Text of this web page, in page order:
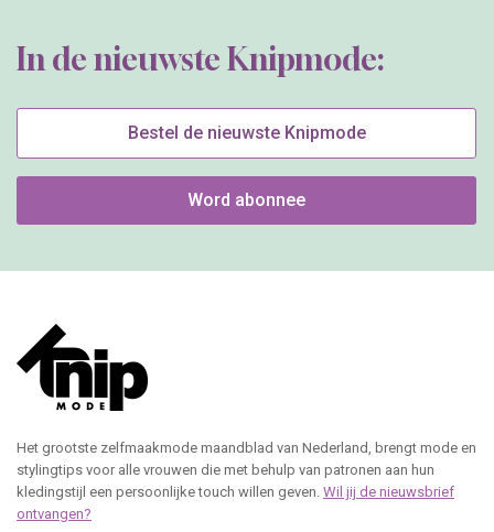
In de nieuwste Knipmode:
Bestel de nieuwste Knipmode
Word abonnee
Het grootste zelfmaakmode maandblad van Nederland, brengt mode en
stylingtips voor alle vrouwen die met behulp van patronen aan hun
kledingstijl een persoonlijke touch willen geven. Wil jij de nieuwsbrief
ontvangen?